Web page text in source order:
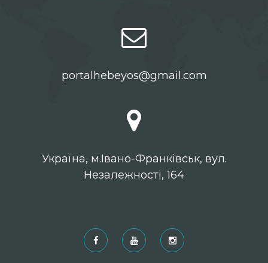
portalhebeyos@gmail.com
Українa, м.Івано-Франківськ, вул.
Незалежності, 164